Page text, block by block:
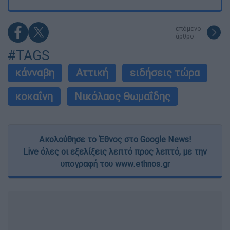
επόμενο
άρθρο
#TAGS
κάνναβη Αττική
ειδήσεις τώρα
κοκαΐνη
Νικόλαος Θωμαΐδης
Ακολούθησε το Έθνος στο Google News!
Live όλες οι εξελίξεις λεπτό προς λεπτό, με την
υπογραφή του www.ethnos.gr